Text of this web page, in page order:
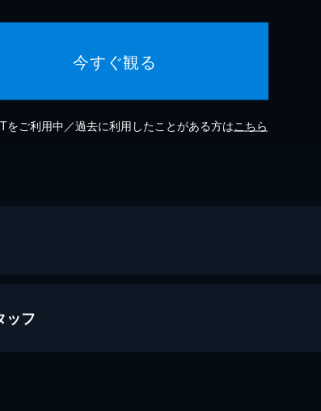
今すぐ観る
をご利用中／過去に利用したことがある方はこちら
Finding Neverland The Album - Official Video)
ッフ